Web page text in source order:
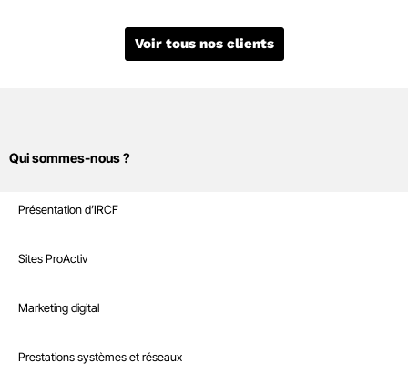
Voir tous nos clients
Qui sommes-nous ?
Présentation d’IRCF
Recrutement
Boutique
Sites Internet
Sites ProActiv
Interventions à la demande
Marketing digital
Marketing digital
Infrastructure
Prestations systèmes et réseaux